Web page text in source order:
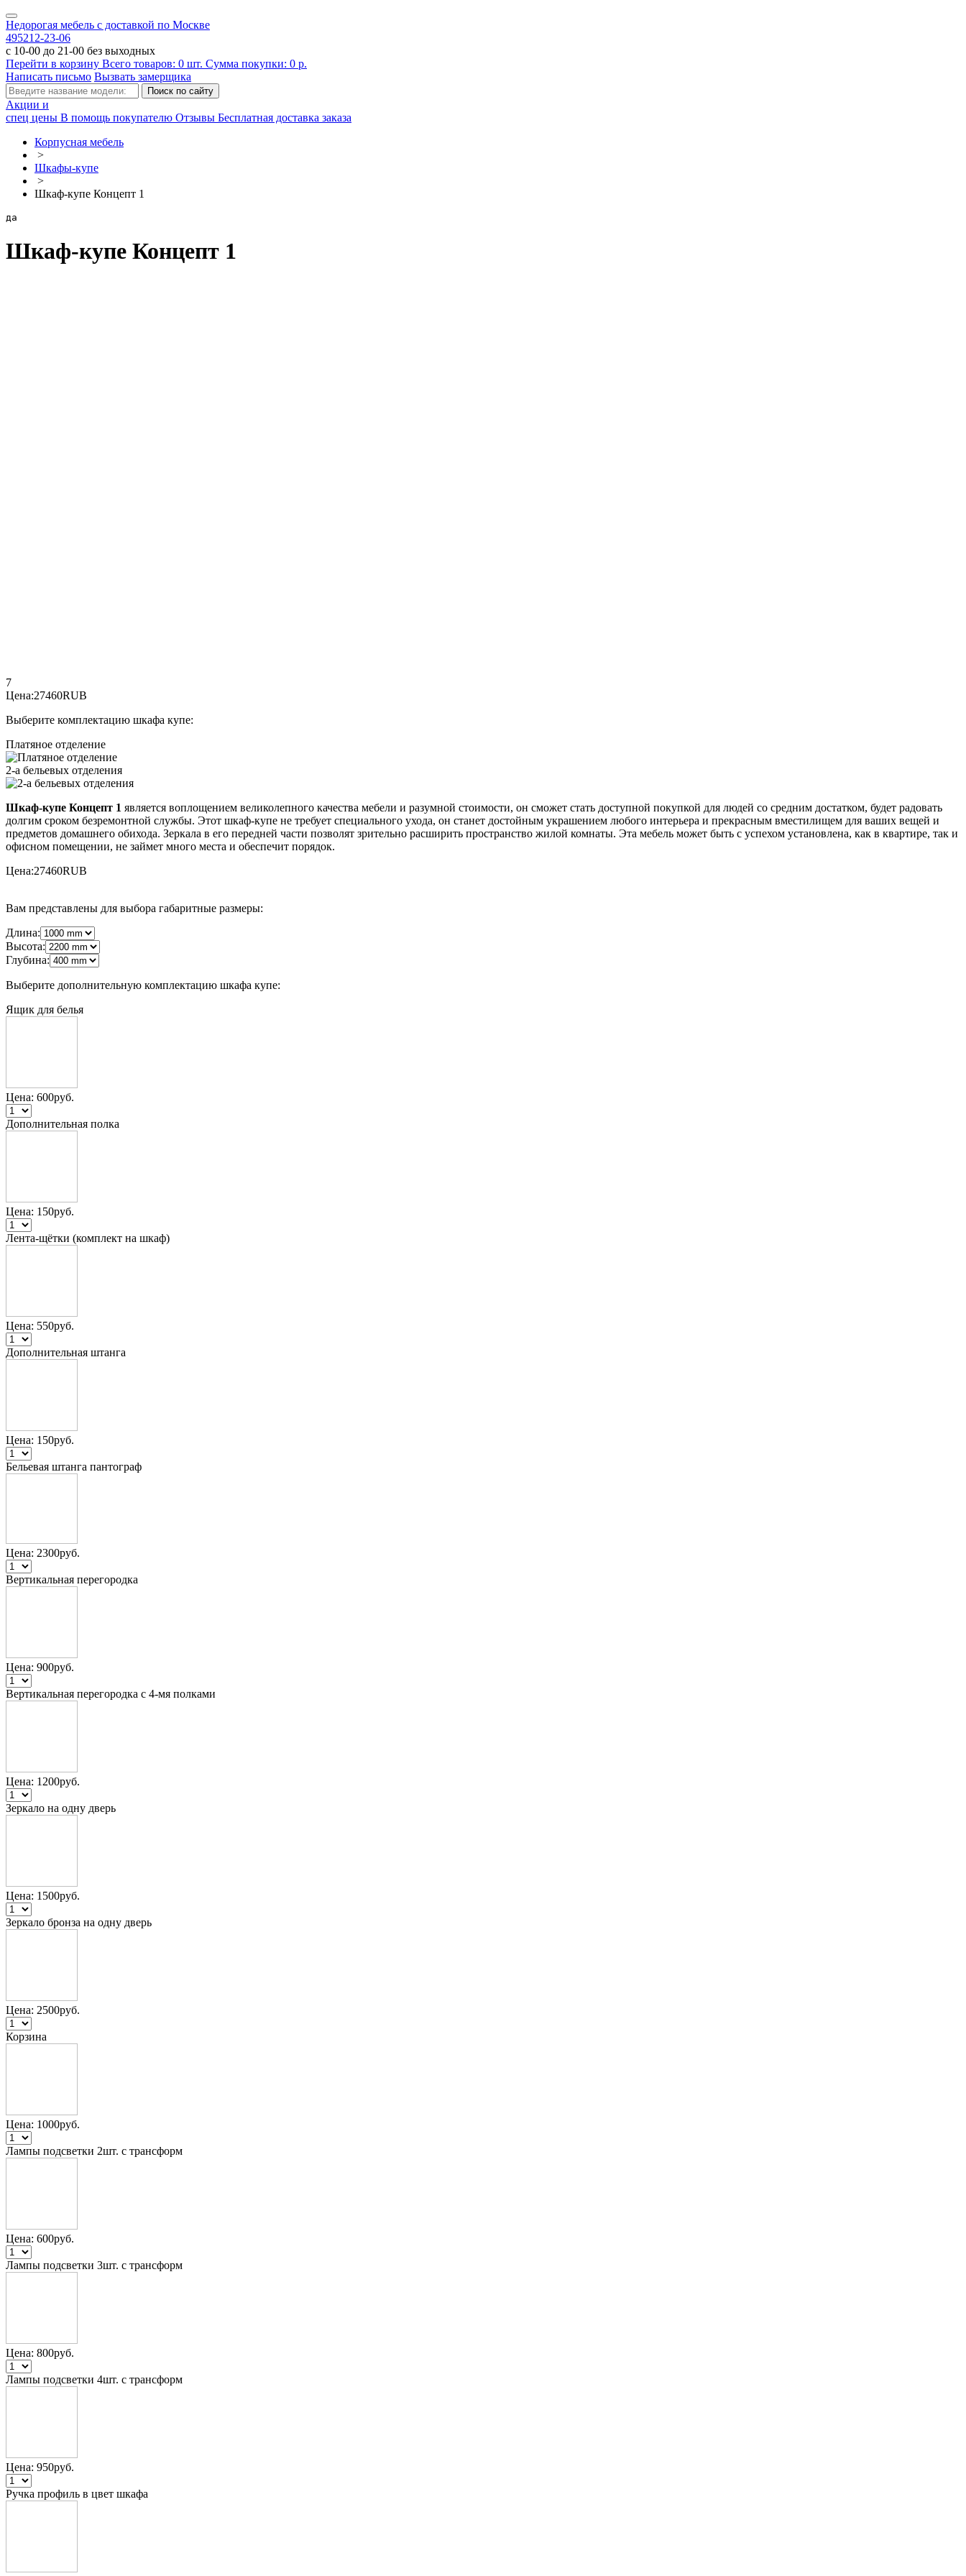
Недорогая мебель с доставкой по Москве
495212-23-06
с 10-00 до 21-00 без выходных
Перейти в корзину Всего товаров: 0 шт. Сумма покупки: 0 р.
Написать письмо Вызвать замерщика
Акции и
спец цены В помощь покупателю Отзывы Бесплатная доставка заказа
Корпусная мебель
>
Шкафы-купе
>
Шкаф-купе Концепт 1
да
Шкаф-купе Концепт 1
7
Цена:27460RUB
Выберите комплектацию шкафа купе:
Платяное отделение
2-а бельевых отделения
Шкаф-купе Концепт 1 является воплощением великолепного качества мебели и разумной стоимости, он сможет стать доступной покупкой для людей со средним достатком, будет радовать
долгим сроком безремонтной службы. Этот шкаф-купе не требует специального ухода, он станет достойным украшением любого интерьера и прекрасным вместилищем для ваших вещей и
предметов домашнего обихода. Зеркала в его передней части позволят зрительно расширить пространство жилой комнаты. Эта мебель может быть с успехом установлена, как в квартире, так и
офисном помещении, не займет много места и обеспечит порядок.
Цена:27460RUB
Вам представлены для выбора габаритные размеры:
Длина:
Высота:
Глубина:
Выберите дополнительную комплектацию шкафа купе:
Ящик для белья
Цена: 600руб.
Дополнительная полка
Цена: 150руб.
Лента-щётки (комплект на шкаф)
Цена: 550руб.
Дополнительная штанга
Цена: 150руб.
Бельевая штанга пантограф
Цена: 2300руб.
Вертикальная перегородка
Цена: 900руб.
Вертикальная перегородка с 4-мя полками
Цена: 1200руб.
Зеркало на одну дверь
Цена: 1500руб.
Зеркало бронза на одну дверь
Цена: 2500руб.
Корзина
Цена: 1000руб.
Лампы подсветки 2шт. с трансформ
Цена: 600руб.
Лампы подсветки 3шт. с трансформ
Цена: 800руб.
Лампы подсветки 4шт. с трансформ
Цена: 950руб.
Ручка профиль в цвет шкафа